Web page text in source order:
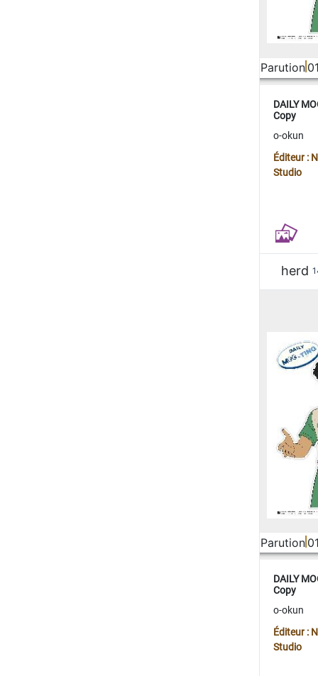
Parution
DAILY
Copy
o-okun
Éditeur :
Studio
herd
Parution
DAILY
Copy
o-okun
Éditeur :
Studio